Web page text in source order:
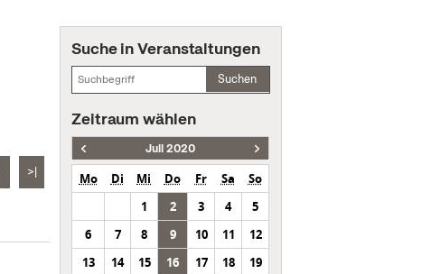
>|
Suche in Veranstaltungen
Suchen
Zeitraum wählen
Juli 2020
Mo Di Mi Do Fr Sa
So
1
2 3 4
5
6
7 8 9 10 11
12
13
14 15 16 17 18
19